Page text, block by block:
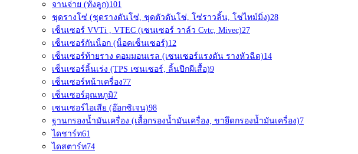
จานจ่าย (ทั้งลูก)101
ชุดรางโซ่ (ชุดรางดันโซ่, ชุดตัวดันโซ่, โซ่ราวลิ้น, โซ่ไทม์มิ่ง)28
เซ็นเซอร์ VVTi , VTEC (เซนเซอร์ วาล์ว Cvtc, Mivec)27
เซ็นเซอร์กันน็อก (น็อคเซ็นเซอร์)12
เซ็นเซอร์ท้ายราง คอมมอนเรล (เซนเซอร์แรงดัน รางหัวฉีด)14
เซ็นเซอร์ลิ้นเร่ง (TPS เซนเซอร์, ลิ้นปีกผีเสื้อ)9
เซ็นเซอร์หน้าเครื่อง77
เซ็นเซอร์อุณหภูมิ7
เซนเซอร์ไอเสีย (อ๊อกซิเจน)98
ฐานกรองน้ำมันเครื่อง (เสื้อกรองน้ำมันเครื่อง, ขายึดกรองน้ำมันเครื่อง)7
ไดชาร์ท61
ไดสตาร์ท74